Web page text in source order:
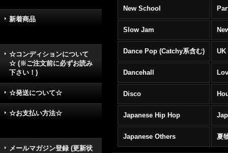
新着商品
☆コンディションについて
☆ (※ご注文前に必ずお読み
下さい！)
☆発送について☆
☆お支払い方法☆
メールマガジン登録 (更新状
New School
Slow Jam
Dance Pop (Catchy系含む) UK
Dancehall
Disco
Japanese Hip Hop
Japanese Others 夏